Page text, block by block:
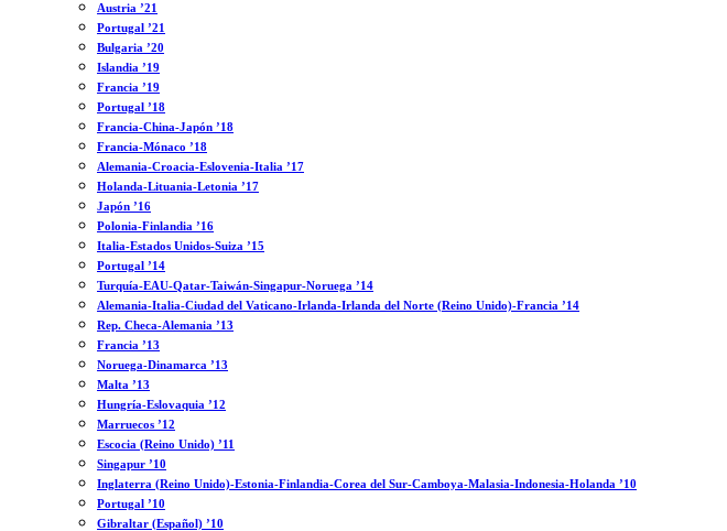
Austria ’21
Portugal ’21
Bulgaria ’20
Islandia ’19
Francia ’19
Portugal ’18
Francia-China-Japón ’18
Francia-Mónaco ’18
Alemania-Croacia-Eslovenia-Italia ’17
Holanda-Lituania-Letonia ’17
Japón ’16
Polonia-Finlandia ’16
Italia-Estados Unidos-Suiza ’15
Portugal ’14
Turquía-EAU-Qatar-Taiwán-Singapur-Noruega ’14
Alemania-Italia-Ciudad del Vaticano-Irlanda-Irlanda del Norte (Reino Unido)-Francia ’14
Rep. Checa-Alemania ’13
Francia ’13
Noruega-Dinamarca ’13
Malta ’13
Hungría-Eslovaquia ’12
Marruecos ’12
Escocia (Reino Unido) ’11
Singapur ’10
Inglaterra (Reino Unido)-Estonia-Finlandia-Corea del Sur-Camboya-Malasia-Indonesia-Holanda ’10
Portugal ’10
Gibraltar (Español) ’10